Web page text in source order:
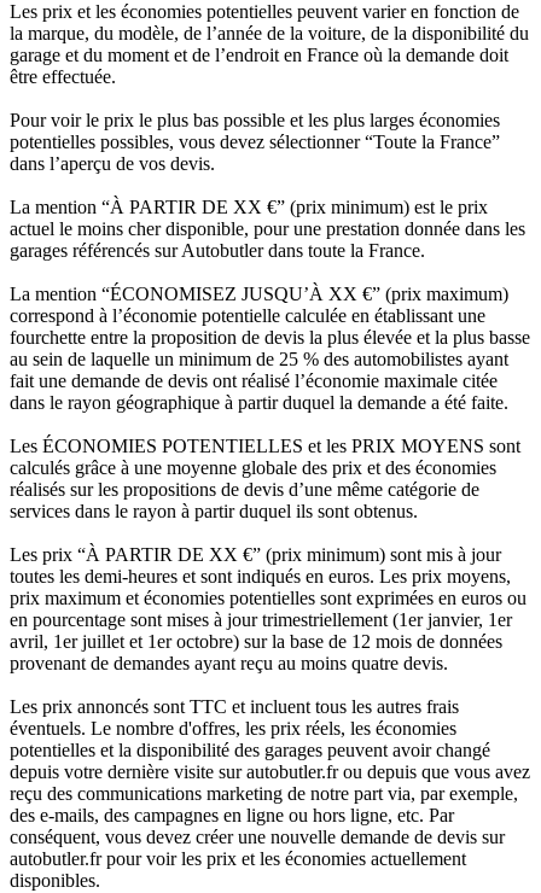
Les prix et les économies potentielles peuvent varier en fonction de
la marque, du modèle, de l’année de la voiture, de la disponibilité du
garage et du moment et de l’endroit en France où la demande doit
être effectuée.
Pour voir le prix le plus bas possible et les plus larges économies
potentielles possibles, vous devez sélectionner “Toute la France”
dans l’aperçu de vos devis.
La mention “À PARTIR DE XX €” (prix minimum) est le prix
actuel le moins cher disponible, pour une prestation donnée dans les
garages référencés sur Autobutler dans toute la France.
La mention “ÉCONOMISEZ JUSQU’À XX €” (prix maximum)
correspond à l’économie potentielle calculée en établissant une
fourchette entre la proposition de devis la plus élevée et la plus basse
au sein de laquelle un minimum de 25 % des automobilistes ayant
fait une demande de devis ont réalisé l’économie maximale citée
dans le rayon géographique à partir duquel la demande a été faite.
Les ÉCONOMIES POTENTIELLES et les PRIX MOYENS sont
calculés grâce à une moyenne globale des prix et des économies
réalisés sur les propositions de devis d’une même catégorie de
services dans le rayon à partir duquel ils sont obtenus.
Les prix “À PARTIR DE XX €” (prix minimum) sont mis à jour
toutes les demi-heures et sont indiqués en euros. Les prix moyens,
prix maximum et économies potentielles sont exprimées en euros ou
en pourcentage sont mises à jour trimestriellement (1er janvier, 1er
avril, 1er juillet et 1er octobre) sur la base de 12 mois de données
provenant de demandes ayant reçu au moins quatre devis.
Les prix annoncés sont TTC et incluent tous les autres frais
éventuels. Le nombre d'offres, les prix réels, les économies
potentielles et la disponibilité des garages peuvent avoir changé
depuis votre dernière visite sur autobutler.fr ou depuis que vous avez
reçu des communications marketing de notre part via, par exemple,
des e-mails, des campagnes en ligne ou hors ligne, etc. Par
conséquent, vous devez créer une nouvelle demande de devis sur
autobutler.fr pour voir les prix et les économies actuellement
disponibles.